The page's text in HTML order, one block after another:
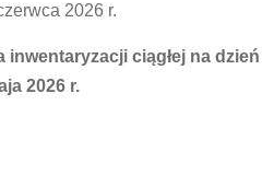
2026 r.
ciągłej na dzień
2026 r.